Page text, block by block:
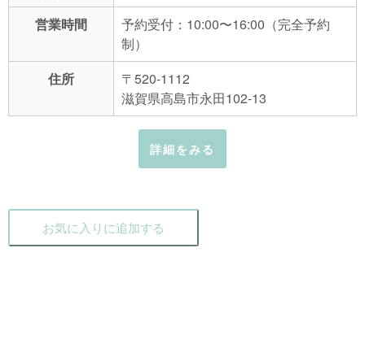
営業時間
予約受付：10:00〜16:00（完全予約
制）
住所
〒520-1112
滋賀県高島市永田102-13
詳細をみる
お気に入りに追加する